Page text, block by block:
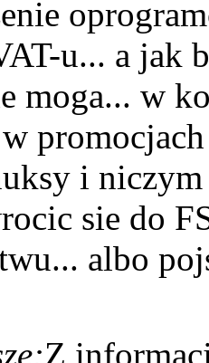
u... a jak
moga... w
i
sie do
albo
Z